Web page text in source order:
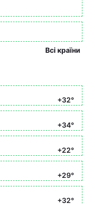
Всі країни
+32°
+34°
+22°
+29°
+32°